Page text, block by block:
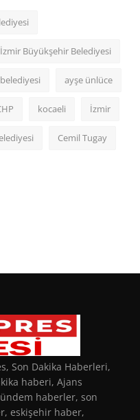
İzmir Büyükşehir Belediyesi
ayşe ünlüce
kocaeli İzmir
Cemil Tugay
Son Dakika Haberleri,
haberi, Ajans
haberler, son
eskişehir haber,